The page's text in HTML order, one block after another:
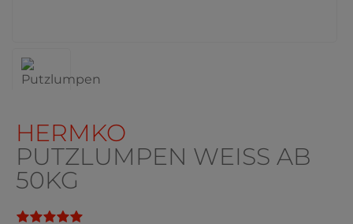
HERMKO
PUTZLUMPEN WEISS AB 5
0KG